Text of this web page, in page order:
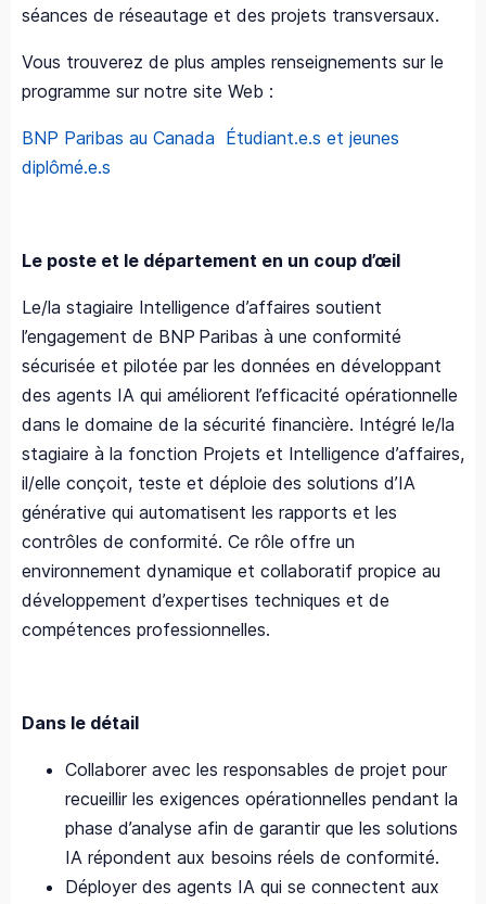
séances de réseautage et des projets transversaux.
Vous trouverez de plus amples renseignements sur le
programme sur notre site Web :
BNP Paribas au Canada Étudiant.e.s et jeunes
diplômé.e.s
Le poste et le département en un coup d’œil
Le/la stagiaire Intelligence d’affaires soutient
l’engagement de BNP Paribas à une conformité
sécurisée et pilotée par les données en développant
des agents IA qui améliorent l’efficacité opérationnelle
dans le domaine de la sécurité financière. Intégré le/la
stagiaire à la fonction Projets et Intelligence d’affaires,
il/elle conçoit, teste et déploie des solutions d’IA
générative qui automatisent les rapports et les
contrôles de conformité. Ce rôle offre un
environnement dynamique et collaboratif propice au
développement d’expertises techniques et de
compétences professionnelles.
Dans le détail
Collaborer avec les responsables de projet pour
recueillir les exigences opérationnelles pendant la
phase d’analyse afin de garantir que les solutions
IA répondent aux besoins réels de conformité.
Déployer des agents IA qui se connectent aux